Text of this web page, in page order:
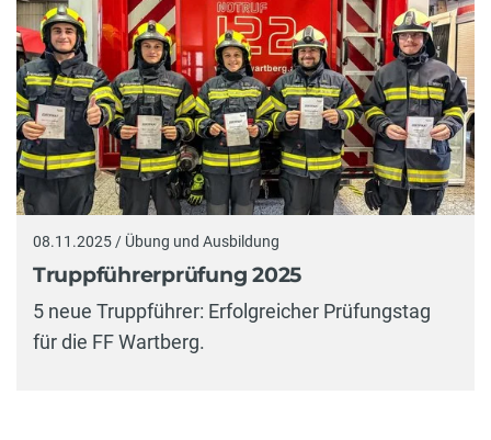
08.11.2025 / Übung und Ausbildung
Truppführerprüfung 2025
5 neue Truppführer: Erfolgreicher Prüfungstag
für die FF Wartberg.